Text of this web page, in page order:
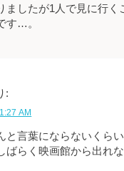
ましたが1人で見に行く
す…。
:
AM
と言葉にならないくらい
ばらく映画館から出れな